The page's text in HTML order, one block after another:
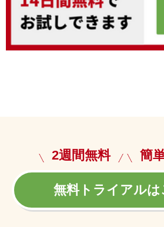
2週間無料 簡
無料トライアルは